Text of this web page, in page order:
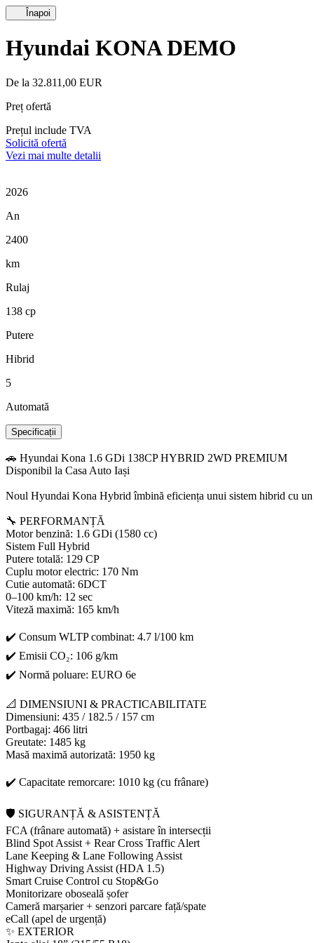
Înapoi
Hyundai KONA DEMO
De la 32.811,00 EUR
Preț ofertă
Prețul include TVA
Solicită ofertă
Vezi mai multe detalii
2026
An
2400
km
Rulaj
138 cp
Putere
Hibrid
5
Automată
Specificații
🚗 Hyundai Kona 1.6 GDi 138CP HYBRID 2WD PREMIUM
Disponibil la Casa Auto Iași
Noul Hyundai Kona Hybrid îmbină eficiența unui sistem hibrid cu
🔧 PERFORMANȚĂ
Motor benzină: 1.6 GDi (1580 cc)
Sistem Full Hybrid
Putere totală: 129 CP
Cuplu motor electric: 170 Nm
Cutie automată: 6DCT
0–100 km/h: 12 sec
Viteză maximă: 165 km/h
✔️ Consum WLTP combinat: 4.7 l/100 km
✔️ Emisii CO₂: 106 g/km
✔️ Normă poluare: EURO 6e
📐 DIMENSIUNI & PRACTICABILITATE
Dimensiuni: 435 / 182.5 / 157 cm
Portbagaj: 466 litri
Greutate: 1485 kg
Masă maximă autorizată: 1950 kg
✔️ Capacitate remorcare: 1010 kg (cu frânare)
🛡️ SIGURANȚĂ & ASISTENȚĂ
FCA (frânare automată) + asistare în intersecții
Blind Spot Assist + Rear Cross Traffic Alert
Lane Keeping & Lane Following Assist
Highway Driving Assist (HDA 1.5)
Smart Cruise Control cu Stop&Go
Monitorizare oboseală șofer
Cameră marșarier + senzori parcare față/spate
eCall (apel de urgență)
✨ EXTERIOR